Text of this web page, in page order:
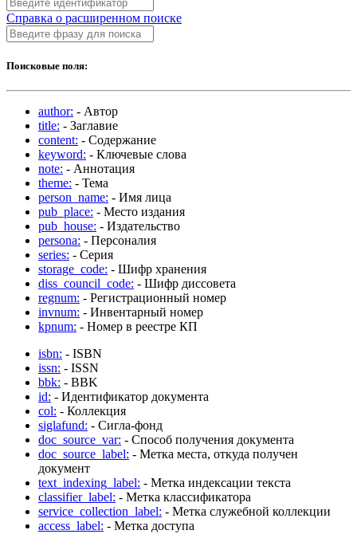
Справка о расширенном поиске
Поисковые поля:
author: - Автор
title: - Заглавие
content: - Содержание
keyword: - Ключевые слова
note: - Аннотация
theme: - Тема
person_name: - Имя лица
pub_place: - Место издания
pub_house: - Издательство
persona: - Персоналия
series: - Серия
storage_code: - Шифр хранения
diss_council_code: - Шифр диссовета
regnum: - Регистрационный номер
invnum: - Инвентарный номер
kpnum: - Номер в реестре КП
isbn: - ISBN
issn: - ISSN
bbk: - BBK
id: - Идентификатор документа
col: - Коллекция
siglafund: - Сигла-фонд
doc_source_var: - Способ получения документа
doc_source_label: - Метка места, откуда получен
документ
text_indexing_label: - Метка индексации текста
classifier_label: - Метка классификатора
service_collection_label: - Метка служебной коллекции
access_label: - Метка доступа